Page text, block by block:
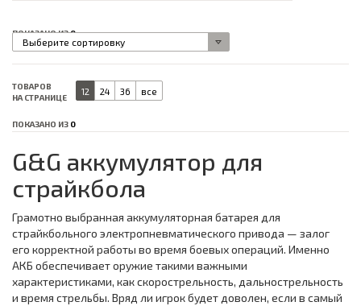
ПОКАЗАНОИЗ0
Выберите сортировку
ТОВАРОВ
НА СТРАНИЦЕ
12 24 36 все
ПОКАЗАНО ИЗ 0
G&G аккумулятор для
страйкбола
Грамотно выбранная аккумуляторная батарея для
страйкбольного электропневматического привода — залог
его корректной работы во время боевых операций. Именно
АКБ обеспечивает оружие такими важными
характеристиками, как скорострельность, дальнострельность
и время стрельбы. Вряд ли игрок будет доволен, если в самый